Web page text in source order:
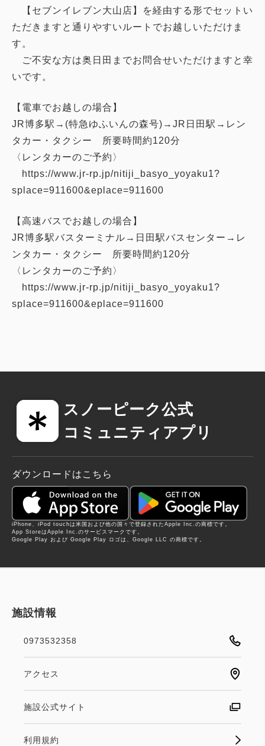
【セブンイレブン大山店】を経由する形でセットい
ただきますと通りやすいルートでお越しいただけま
す。
ご不安な方は奥日田までお問合せいただけますと幸
いです。
【電車でお越しの場合】
JR博多駅→(特急ゆふいんの森号)→JR日田駅→レン
タカー・タクシー 所要時間約120分
〈レンタカーのご予約〉
https://www.jr-rp.jp/nitiji_basyo_yoyaku1?
【高速バスでお越しの場合】
JR博多駅バスターミナル→日田駅バスセンター→レ
ンタカー・タクシー 所要時間約120分
〈レンタカーのご予約〉
https://www.jr-rp.jp/nitiji_basyo_yoyaku1?
splace=911600&eplace=911600
スノーピーク公式
コミュニティアプリ
ダウンロードはこちら
iPhone、iPod touchは米国および他の国々で登録されたApple Inc.の商標です。
App StoreはApple Inc.のサービスマークです。
Google Play および Google Play ロゴは、Google LLC の商標です。
施設情報
0973532358
アクセス
施設公式サイト
利用規約